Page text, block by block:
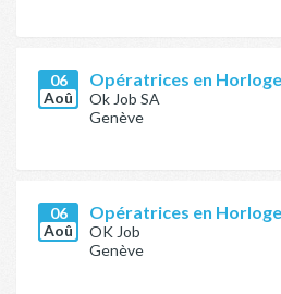
06
Aoû
Opératrices en
Ok Job SA
Genève
06
Aoû
Opératrices en
OK Job
Genève